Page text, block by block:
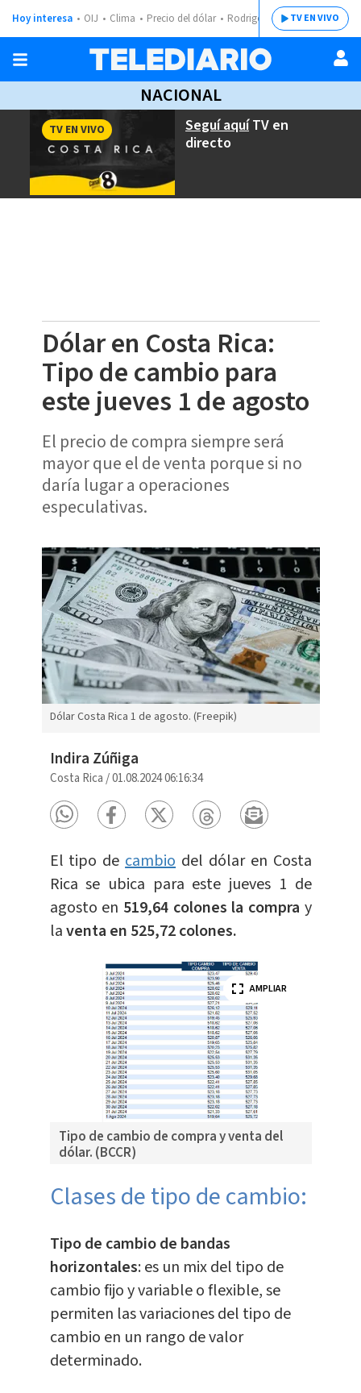
Hoy interesa OIJ Clima Precio del dólar Rodrigo ChavesTV EN VIVO
NACIONAL
Seguí aquíTV en
directo
TV EN VIVO
Dólar en Costa Rica:
Tipo de cambio para
este jueves 1 de agosto
El precio de compra siempre será
mayor que el de venta porque si no
daría lugar a operaciones
especulativas.
Dólar Costa Rica 1 de agosto. (Freepik)
Indira Zúñiga
Costa Rica /01.08.2024 06:16:34
El tipo decambio del dólar en Costa
Rica se ubica para este jueves 1 de
agosto en 519,64 colones la compra y
laventa en 525,72 colones.
Tipo de cambio de compra y venta del
dólar. (BCCR)
AMPLIAR
Clases de tipo de cambio:
Tipo de cambio de bandas
horizontales: es un mix del tipo de
cambio fijo y variable o flexible, se
permiten las variaciones del tipo de
cambio en un rango de valor
determinado.